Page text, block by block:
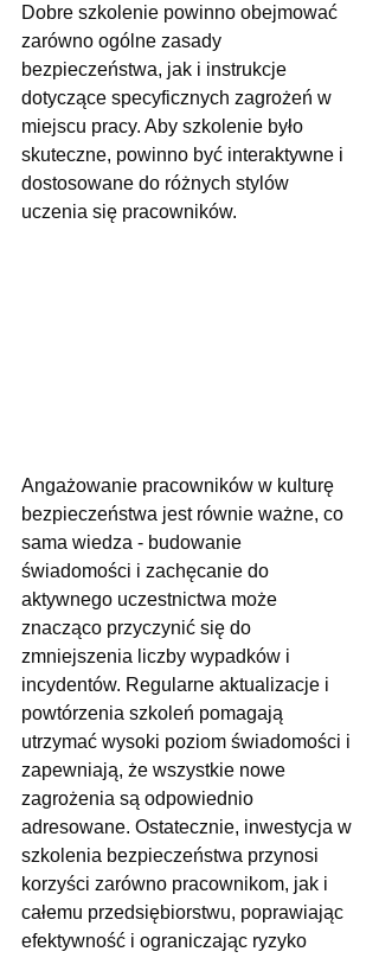
Dobre szkolenie powinno obejmować
zarówno ogólne zasady
bezpieczeństwa, jak i instrukcje
dotyczące specyficznych zagrożeń w
miejscu pracy. Aby szkolenie było
skuteczne, powinno być interaktywne i
dostosowane do różnych stylów
uczenia się pracowników.
Angażowanie pracowników w kulturę
bezpieczeństwa jest równie ważne, co
sama wiedza - budowanie
świadomości i zachęcanie do
aktywnego uczestnictwa może
znacząco przyczynić się do
zmniejszenia liczby wypadków i
incydentów. Regularne aktualizacje i
powtórzenia szkoleń pomagają
utrzymać wysoki poziom świadomości i
zapewniają, że wszystkie nowe
zagrożenia są odpowiednio
adresowane. Ostatecznie, inwestycja w
szkolenia bezpieczeństwa przynosi
korzyści zarówno pracownikom, jak i
całemu przedsiębiorstwu, poprawiając
efektywność i ograniczając ryzyko